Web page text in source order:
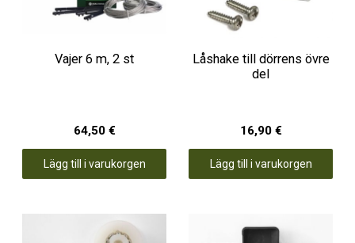
Vajer 6 m, 2 st
64,50 €
Lägg till i varukorgen
Låshake till dörrens övre
del
16,90 €
Lägg till i varukorgen